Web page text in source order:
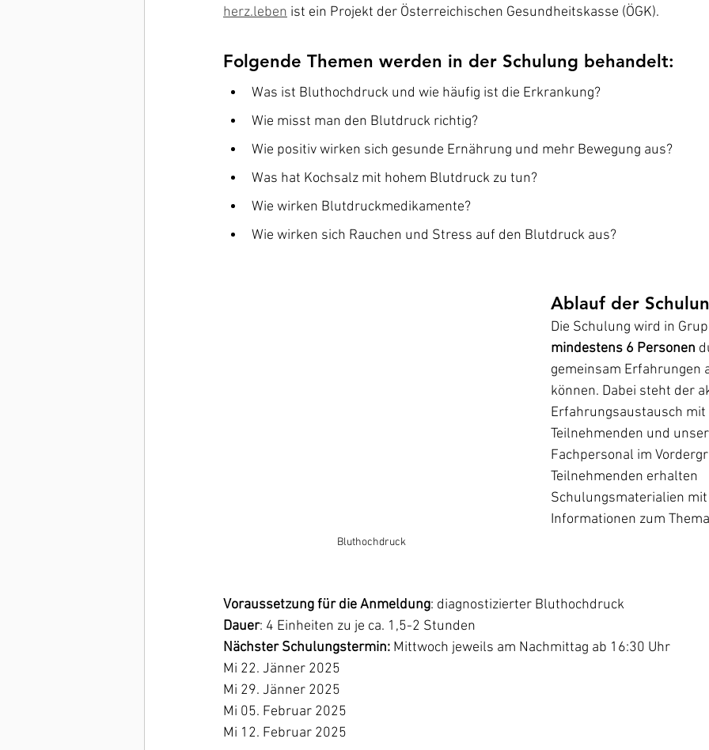
herz.leben ist ein Projekt der Österreichischen Gesundheitskasse (ÖGK).
Folgende Themen werden in der Schulung behandelt:
Was ist Bluthochdruck und wie häufig ist die Erkrankung?
Wie misst man den Blutdruck richtig?
Wie positiv wirken sich gesunde Ernährung und mehr Bewegung aus?
Was hat Kochsalz mit hohem Blutdruck zu tun?
Wie wirken Blutdruckmedikamente?
Wie wirken sich Rauchen und Stress auf den Blutdruck aus?
Bluthochdruck
Ablauf der
Die Schulung wird in
mindestens 6 Personen
gemeinsam Erfahrungen
können. Dabei steht der
Erfahrungsaustausch
Teilnehmenden und
Fachpersonal im
Teilnehmenden erhalten
Schulungsmaterialien
Informationen zum
Voraussetzung für die Anmeldung: diagnostizierter Bluthochdruck
Dauer: 4 Einheiten zu je ca. 1,5-2 Stunden
Nächster Schulungstermin: Mittwoch jeweils am Nachmittag ab 16:30 Uhr
Mi 22. Jänner 2025
Mi 29. Jänner 2025
Mi 05. Februar 2025
Mi 12. Februar 2025